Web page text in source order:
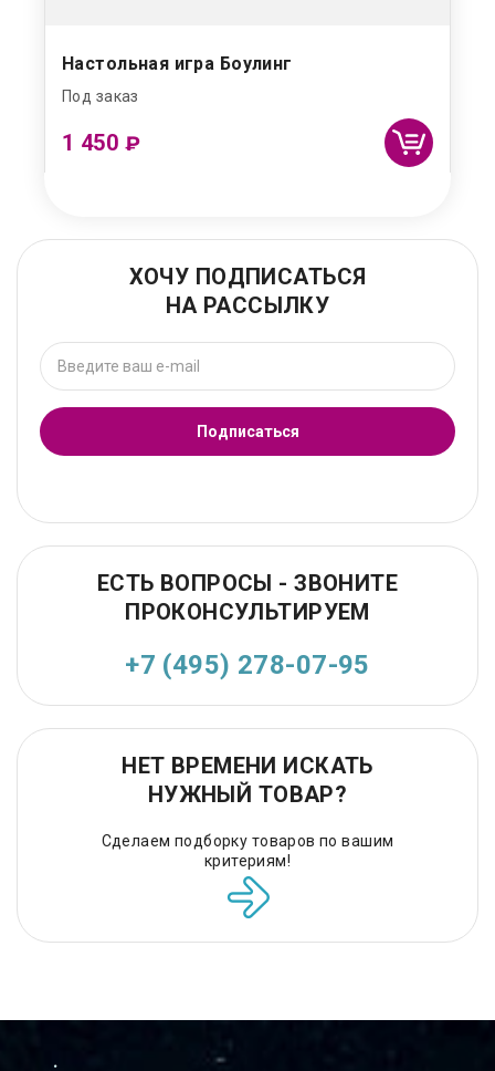
Настольная игра Боулинг
Под заказ
1 450 ₽
ХОЧУ ПОДПИСАТЬСЯ
НА РАССЫЛКУ
Подписаться
ЕСТЬ ВОПРОСЫ - ЗВОНИТЕ
ПРОКОНСУЛЬТИРУЕМ
+7 (495) 278-07-95
НЕТ ВРЕМЕНИ ИСКАТЬ
НУЖНЫЙ ТОВАР?
Сделаем подборку товаров по вашим
критериям!